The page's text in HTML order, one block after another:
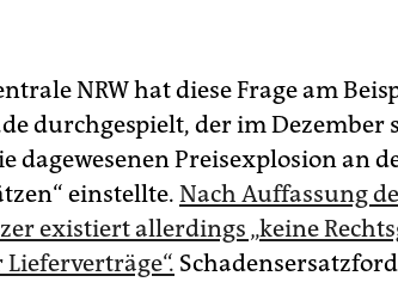
NRW hat diese Frage am
durchgespielt, der im Dezember
dagewesenen Preisexplosion an
einstellte. Nach Auffassung
existiert allerdings „keine